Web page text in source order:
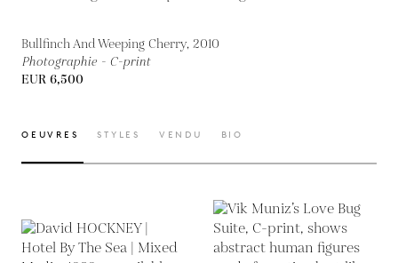
Bullfinch And Weeping Cherry, 2010
Photographie - C-print
EUR 6,500
OEUVRES STYLES VENDU BIO